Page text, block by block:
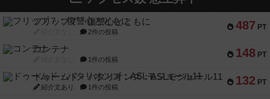
487 PT
フリップ７：復讐心とともに
2件の投稿
148 PT
コンテナ
1件の投稿
132 PT
ドゥームド・バタリオンズ：ASLモジュール11
紹介文あり 1件の投稿